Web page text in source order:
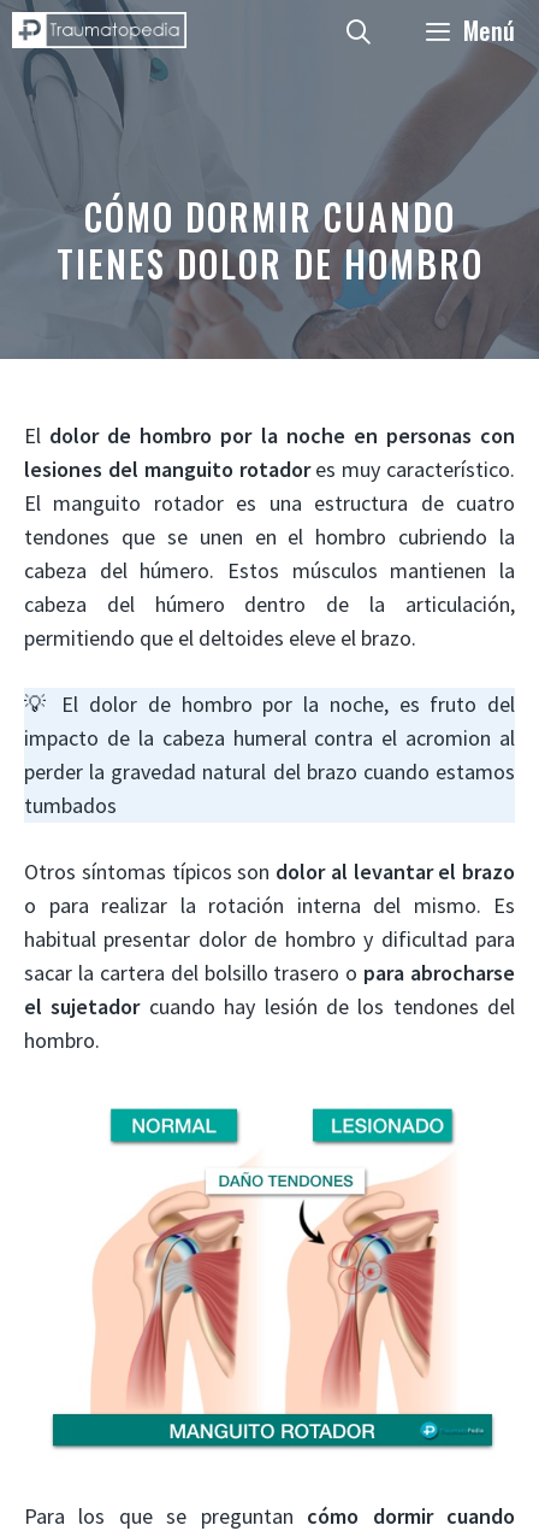
Saltar
al
contenido
Menú
CÓMO DORMIR CUANDO
TIENES DOLOR DE HOMBRO
El dolor de hombro por la noche en personas con
lesiones del manguito rotadores muy característico.
El manguito rotador es una estructura de cuatro
tendones que se unen en el hombro cubriendo la
cabeza del húmero. Estos músculos mantienen la
cabeza del húmero dentro de la articulación,
permitiendo que el deltoides eleve el brazo.
💡 El dolor de hombro por la noche, es fruto del
impacto de la cabeza humeral contra el acromion al
perder la gravedad natural del brazo cuando estamos
tumbados
Otros síntomas típicos son dolor al levantar el brazo
o para realizar la rotación interna del mismo. Es
habitual presentar dolor de hombro y dificultad para
sacar la cartera del bolsillo trasero o para abrocharse
el sujetadorcuando hay lesión de los tendones del
hombro.
Para los que se preguntan cómo dormir cuando